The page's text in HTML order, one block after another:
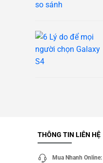
THÔNG TIN LIÊN HỆ
Mua Nhanh Online: